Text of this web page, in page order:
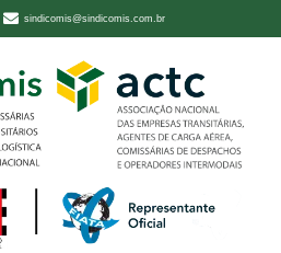
sindicomis@sindicomis.com.br